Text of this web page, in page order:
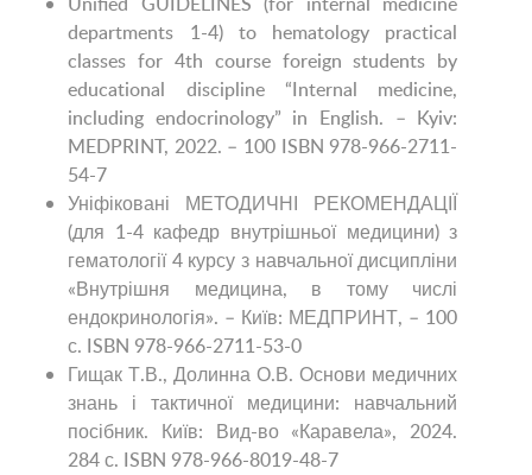
departments 1-4) to hematology practical
classes for 4th course foreign students by
educational discipline “Internal medicine,
including endocrinology” in English. – Kyiv:
MEDPRINT, 2022. – 100 ISBN 978-966-2711-
54-7
Уніфіковані МЕТОДИЧНІ РЕКОМЕНДАЦІЇ
(для 1-4 кафедр внутрішньої медицини) з
гематології 4 курсу з навчальної дисципліни
«Внутрішня медицина, в тому числі
ендокринологія». – Київ: МЕДПРИНТ, – 100
с. ISBN 978-966-2711-53-0
Гищак Т.В., Долинна О.В. Основи медичних
знань і тактичної медицини: навчальний
посібник. Київ: Вид-во «Каравела», 2024.
284 с. ISBN 978-966-8019-48-7